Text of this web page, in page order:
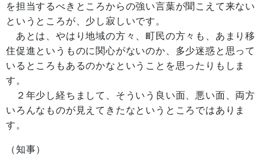
を担当するべきところからの強い言葉が聞こえて来ない
というところが、少し寂しいです。
あとは、やはり地域の方々、町民の方々も、あまり移
住促進というものに関心がないのか、多少迷惑と思って
いるところもあるのかなということを思ったりもしま
す。
２年少し経ちまして、そういう良い面、悪い面、両方
いろんなものが見えてきたなというところではありま
す。
（知事）